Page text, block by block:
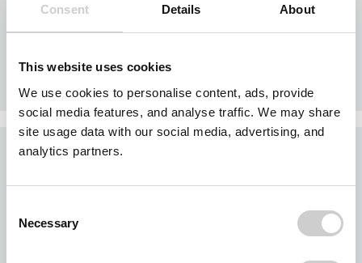
Consent Details About
This website uses cookies
We use cookies to personalise content, ads, provide
social media features, and analyse traffic. We may share
site usage data with our social media, advertising, and
analytics partners.
Selection
Necessary
Gesamtpreis Brutto:
EUR
Was möchten Sie jetzt tun?
Jedes Gebiet wird nur einmal vergeben.